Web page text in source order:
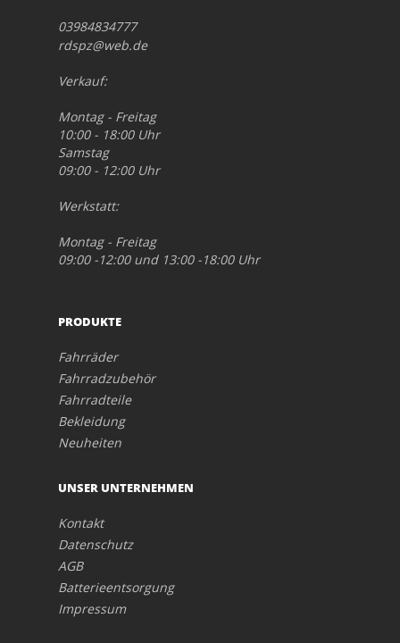
03984834777
rdspz@web.de
Verkauf:
Montag - Freitag
10:00 - 18:00 Uhr
Samstag
09:00 - 12:00 Uhr
Werkstatt:
Montag - Freitag
09:00 -12:00 und 13:00 -18:00 Uhr
PRODUKTE
Fahrräder
Fahrradzubehör
Fahrradteile
Bekleidung
Neuheiten
UNSER UNTERNEHMEN
Kontakt
Datenschutz
AGB
Batterieentsorgung
Impressum